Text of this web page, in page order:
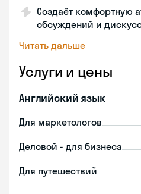
Создаёт комфортную
обсуждений и
Читать дальше
Услуги и цены
Английский язык
Для маркетологов
Деловой - для бизнеса
Для путешествий